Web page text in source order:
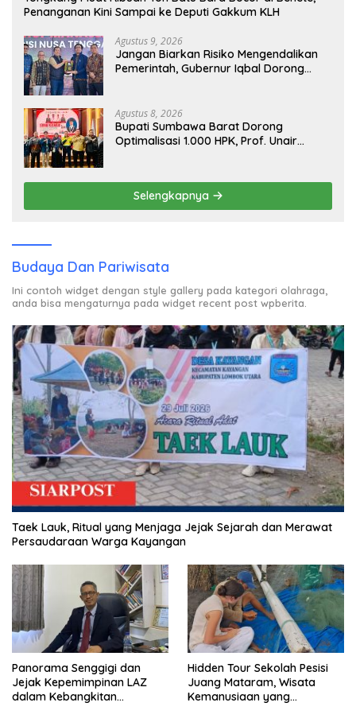
Penanganan Kini Sampai ke Deputi Gakkum KLH
Agustus 9, 2026
Jangan Biarkan Risiko Mengendalikan
Pemerintah, Gubernur Iqbal Dorong
Agustus 8, 2026
Bupati Sumbawa Barat Dorong
Optimalisasi 1.000 HPK, Prof. Unair
Selengkapnya
Budaya Dan Pariwisata
Ini contoh widget dengan style gallery pada kategori olahraga,
anda bisa mengaturnya pada widget recent post wpberita.
Taek Lauk, Ritual yang Menjaga Jejak Sejarah dan Merawat
Persaudaraan Warga Kayangan
Panorama Senggigi dan
Jejak Kepemimpinan LAZ
dalam Kebangkitan
Hidden Tour Sekolah Pesisi
Juang Mataram, Wisata
Kemanusiaan yang